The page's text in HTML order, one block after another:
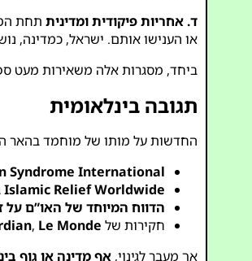
ד. אחריות פיקודית ומדינית תחת
או הענישו אותם. ישראל, כמדינה,
ביחד, מסגרות אלה משאירות מעט
תגובה בינלאומית
החדשות על מותו של מוחמד בהאר
Syndrome International
Islamic Relief Worldwide
הדווח המיוחד של האו”ם על
חקירות של
, Le Monde
אך מעבר לגינוי,אף מדינה או גוף